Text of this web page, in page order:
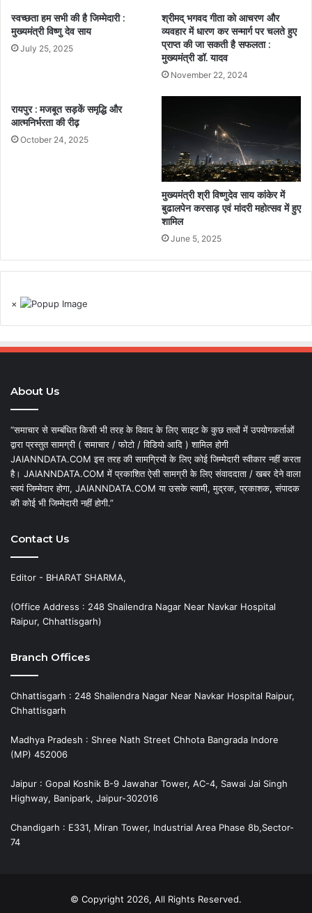
स्वच्छता हम सभी की है जिम्मेदारी :
मुख्यमंत्री विष्णु देव साय
July 25, 2025
श्रीमद् भगवद गीता को आचरण और
व्यवहार में धारण कर सन्मार्ग पर चलते हुए
प्राप्त की जा सकती है सफलता :
मुख्यमंत्री डॉ. यादव
November 22, 2024
रायपुर : मजबूत सड़कें समृद्धि और
आत्मनिर्भरता की रीढ़
October 24, 2025
मुख्यमंत्री श्री विष्णुदेव साय कांकेर में
बुढालपेन करसाड़ एवं मांदरी महोत्सव में हुए
शामिल
June 5, 2025
×
About Us
“समाचार से सम्बंधित किसी भी तरह के विवाद के लिए साइट के कुछ तत्वों में उपयोगकर्ताओं
द्वारा प्रस्तुत सामग्री ( समाचार / फोटो / विडियो आदि ) शामिल होगी
JAIANNDATA.COM इस तरह की सामग्रियों के लिए कोई जिम्मेदारी स्वीकार नहीं करता
है। JAIANNDATA.COM में प्रकाशित ऐसी सामग्री के लिए संवाददाता / खबर देने वाला
स्वयं जिम्मेदार होगा, JAIANNDATA.COM या उसके स्वामी, मुद्रक, प्रकाशक, संपादक
की कोई भी जिम्मेदारी नहीं होगी.”
Contact Us
Editor - BHARAT SHARMA,
(Office Address : 248 Shailendra Nagar Near Navkar Hospital
Raipur, Chhattisgarh)
Branch Offices
Chhattisgarh : 248 Shailendra Nagar Near Navkar Hospital Raipur,
Chhattisgarh
Madhya Pradesh : Shree Nath Street Chhota Bangrada Indore
(MP) 452006
Jaipur : Gopal Koshik B-9 Jawahar Tower, AC-4, Sawai Jai Singh
Highway, Banipark, Jaipur-302016
Chandigarh : E331, Miran Tower, Industrial Area Phase 8b,Sector-
74
© Copyright 2026, All Rights Reserved.